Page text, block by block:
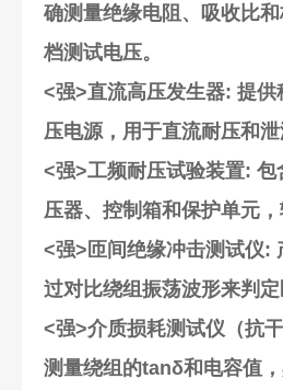
确测量绝缘电阻、吸收比
档测试电压。
<强>直流高压发生器: 提供
压电源，用于直流耐压和泄
<强>工频耐压试验装置: 包
压器、控制箱和保护单元，
<强>匝间绝缘冲击测试仪:
过对比绕组振荡波形来判定
<强>介质损耗测试仪（抗干
测量绕组的tanδ和电容值